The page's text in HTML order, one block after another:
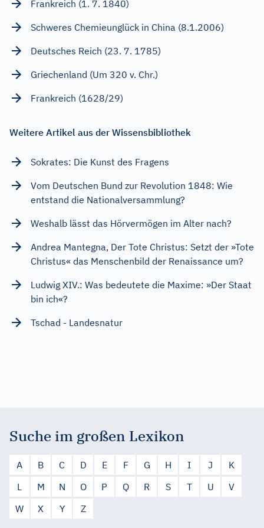
Frankreich (1. 7. 1840)
Schweres Chemieunglück in China (8.1.2006)
Deutsches Reich (23. 7. 1785)
Griechenland (Um 320 v. Chr.)
Frankreich (1628/29)
Weitere Artikel aus der Wissensbibliothek
Sokrates: Die Kunst des Fragens
Vom Deutschen Bund zur Revolution 1848: Wie
entstand die Nationalversammlung?
Weshalb lässt das Hörvermögen im Alter nach?
Andrea Mantegna, Der Tote Christus: Setzt der »Tote
Christus« das Menschenbild der Renaissance um?
Ludwig XIV.: Was bedeutete die Maxime: »Der Staat
bin ich«?
Tschad - Landesnatur
Suche im großen Lexikon
A B C D E F G H I J
K
L
M N O P Q R S T U
V
W
X Y Z